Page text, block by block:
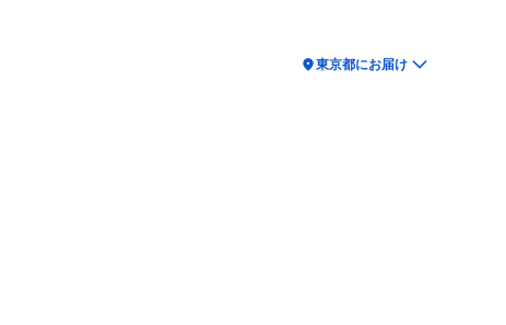
location_on東京都にお届け